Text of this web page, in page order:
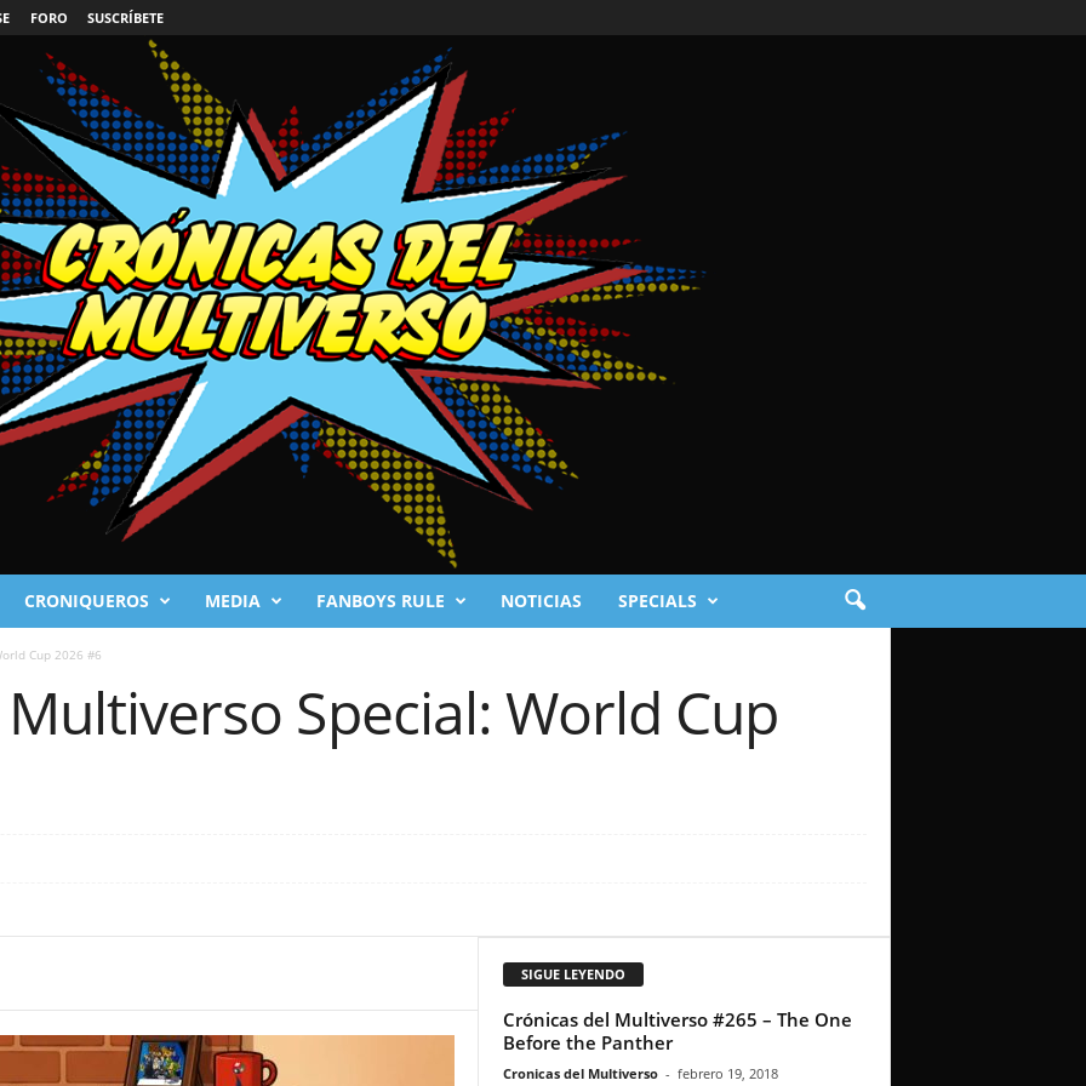
FORO SUSCRÍBETE
CRONIQUEROS MEDIA FANBOYS RULE NOTICIAS SPECIALS
Cup 2026 #6
Special: World Cup
SIGUE LEYENDO
Crónicas del Multiverso #265 – The One
Before the Panther
Cronicas del Multiverso - febrero 19, 2018